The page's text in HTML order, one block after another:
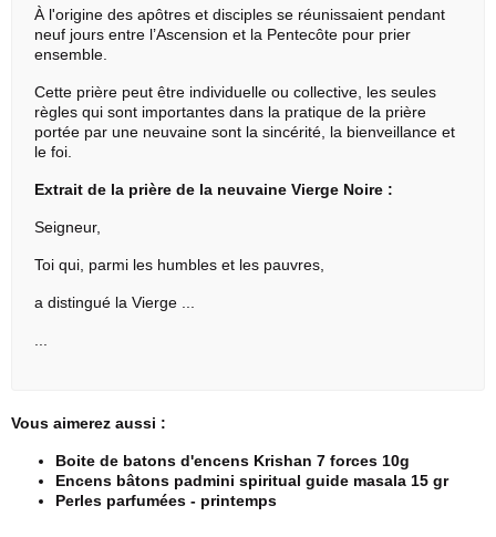
À l'origine des apôtres et disciples se réunissaient pendant
neuf jours entre l’Ascension et la Pentecôte pour prier
ensemble.
Cette prière peut être individuelle ou collective, les seules
règles qui sont importantes dans la pratique de la prière
portée par une neuvaine sont la sincérité, la bienveillance et
le foi.
Extrait de la prière de la neuvaine Vierge Noire :
Seigneur,
Toi qui, parmi les humbles et les pauvres,
a distingué la Vierge ...
Vous aimerez aussi :
Boite de batons d'encens Krishan 7 forces 10g
Encens bâtons padmini spiritual guide masala 15 gr
Perles parfumées - printemps